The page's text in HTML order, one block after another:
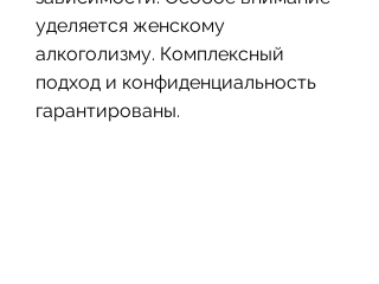
уделяется женскому
алкоголизму. Комплексный
подход и конфиденциальность
гарантированы.